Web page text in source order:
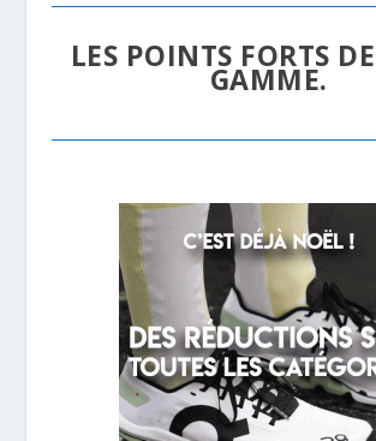
LES POINTS FORTS
GAMME.